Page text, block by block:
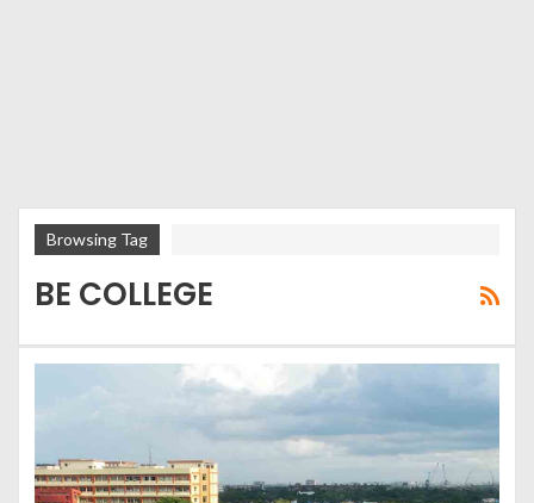
Browsing Tag
BE COLLEGE